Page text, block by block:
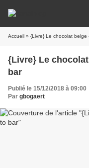
Accueil » {Livre} Le chocolat
{Livre} Le
bar
Publié le 15/12/2018 à 09:00
Par gbogaert